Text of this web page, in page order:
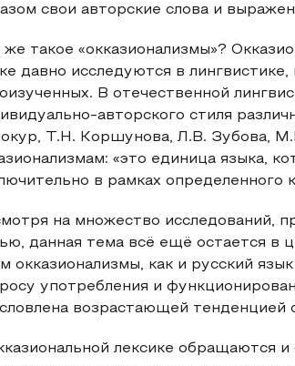
свои авторские слова и
же такое «окказионализмы»?
давно исследуются в
В отечественной
авторского стиля
Т.Н. Коршунова, Л.В. Зубова,
«это единица языка,
в рамках определенного
на множество исследований,
данная тема всё ещё остается в
окказионализмы, как и русский
употребления и
возрастающей тенденцией
лексике обращаются